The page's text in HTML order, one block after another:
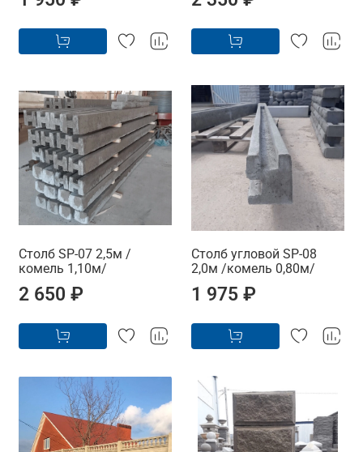
Столб SP-07 2,5м /
комель 1,10м/
2 650 ₽
Столб угловой SP-08
2,0м /комель 0,80м/
1 975 ₽